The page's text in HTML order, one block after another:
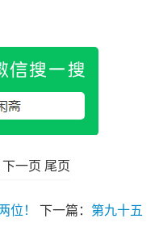
下一页 尾页
！ 下一篇： 第九十五